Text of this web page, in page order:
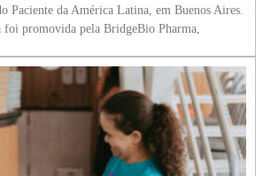
Paciente da América Latina, em Buenos Aires.
foi promovida pela BridgeBio Pharma,